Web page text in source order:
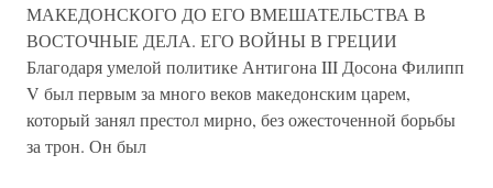
МАКЕДОНСКОГО ДО ЕГО ВМЕШАТЕЛЬСТВА В
ВОСТОЧНЫЕ ДЕЛА. ЕГО ВОЙНЫ В ГРЕЦИИ
Благодаря умелой политике Антигона III Досона Филипп
V был первым за много веков македонским царем,
который занял престол мирно, без ожесточенной борьбы
за трон. Он был